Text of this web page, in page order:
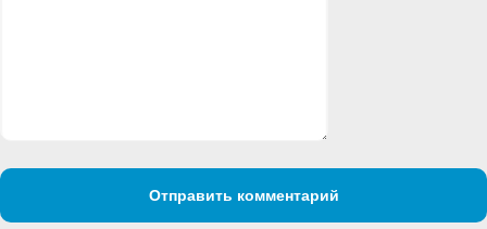
Отправить комментарий